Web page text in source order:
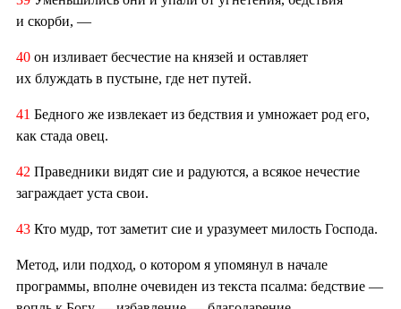
и скорби, —
40 он изливает бесчестие на князей и оставляет
их блуждать в пустыне, где нет путей.
41 Бедного же извлекает из бедствия и умножает род его,
как стада овец.
42 Праведники видят сие и радуются, а всякое нечестие
заграждает уста свои.
43 Кто мудр, тот заметит сие и уразумеет милость Господа.
Метод, или подход, о котором я упомянул в начале
программы, вполне очевиден из текста псалма: бедствие —